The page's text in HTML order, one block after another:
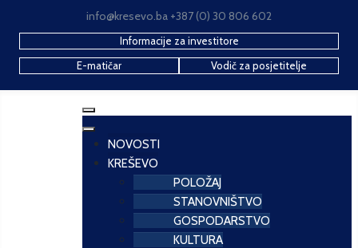
info@kresevo.ba +387 (0) 30 806 602
Informacije za investitore
E-matičar
Vodič za posjetitelje
NOVOSTI
KREŠEVO
POLOŽAJ
STANOVNIŠTVO
GOSPODARSTVO
KULTURA